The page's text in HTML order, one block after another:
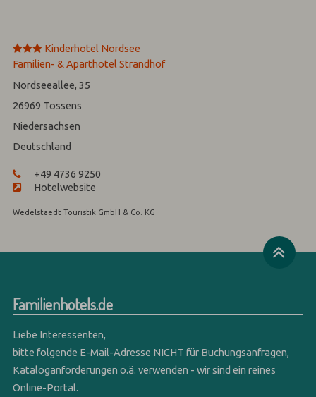
***
Kinderhotel Nordsee
Familien- & Aparthotel Strandhof
Nordseeallee, 35
26969 Tossens
Niedersachsen
Deutschland
+49 4736 9250
Hotelwebsite
Wedelstaedt Touristik GmbH & Co. KG
Familienhotels.de
Liebe Interessenten,
bitte folgende E-Mail-Adresse NICHT für Buchungsanfragen,
Kataloganforderungen o.ä. verwenden - wir sind ein reines
Online-Portal.